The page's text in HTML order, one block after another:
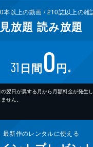
本以上の動画 /210誌以上の雑
見放題 読み放題
31 日間0円 ※
翌日が属する月から月額料金が発生し
せん。
最新作のレンタルに使える